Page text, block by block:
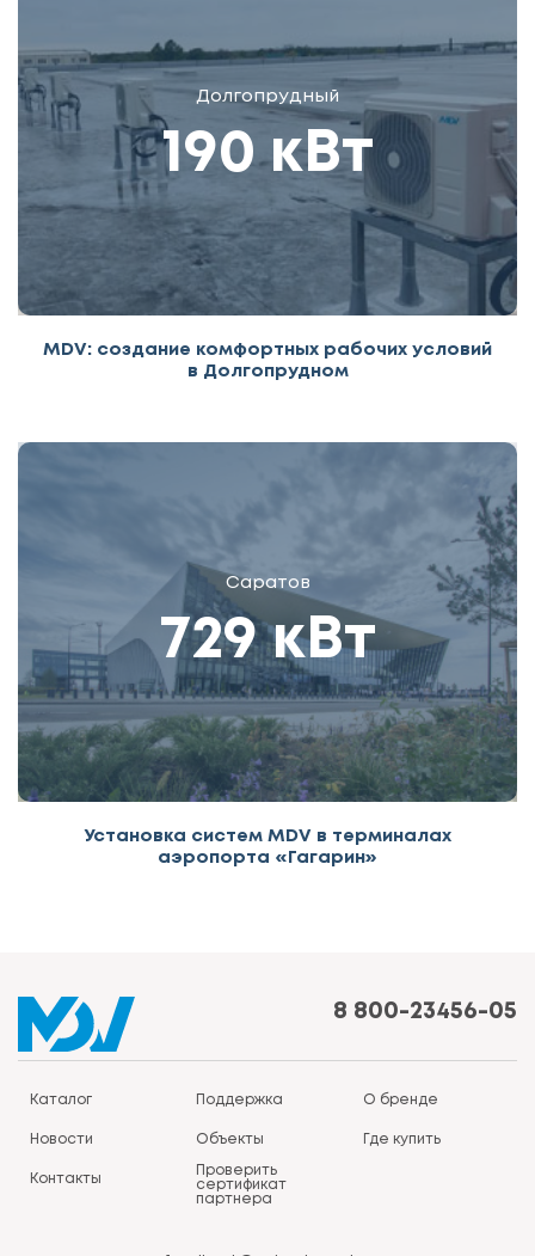
Долгопрудный
190 кВт
MDV: создание комфортных рабочих условий
в Долгопрудном
Саратов
729 кВт
Установка систем MDV в терминалах
аэропорта «Гагарин»
8 800-23456-05
Каталог Поддержка О бренде
Новости Объекты Где купить
Контакты
Проверить
сертификат
партнера